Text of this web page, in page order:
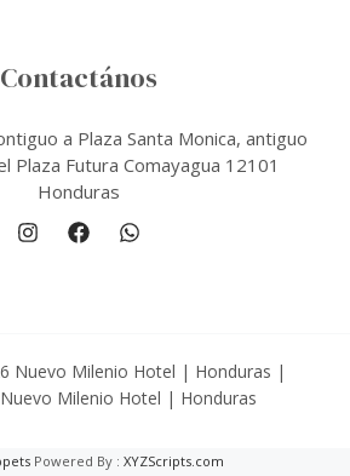
Contactános
a Plaza Santa Monica, antiguo
Plaza Futura Comayagua 12101
Honduras
Nuevo Milenio Hotel | Honduras |
Milenio Hotel | Honduras
Powered By : XYZScripts.com